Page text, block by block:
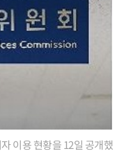
이용 현황을 12일 공개했